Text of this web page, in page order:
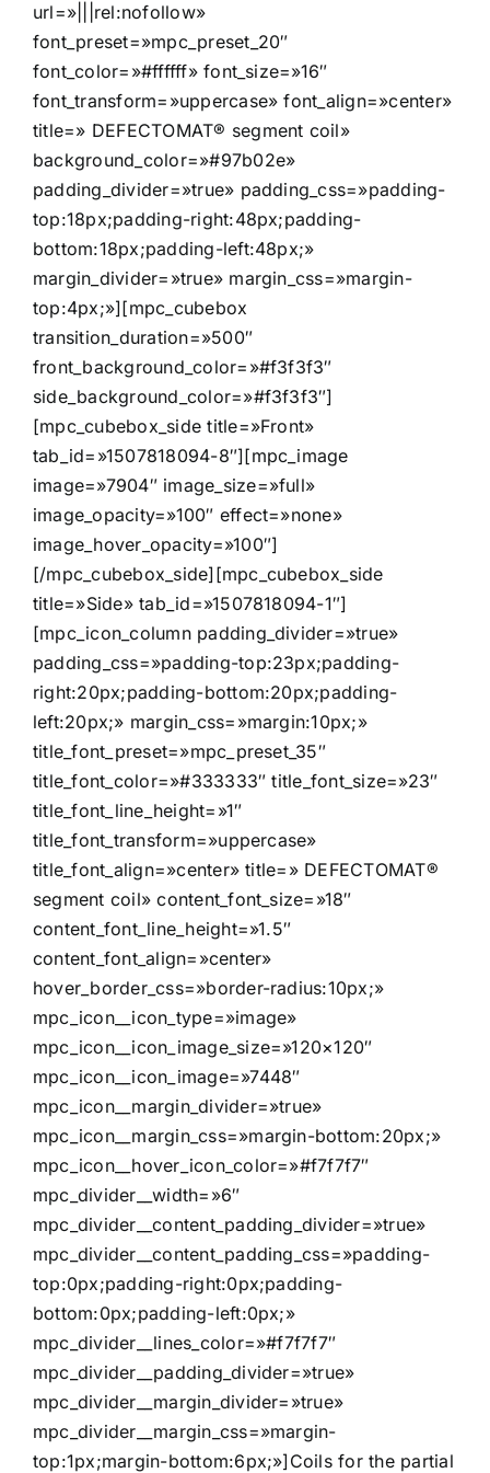
url=»|||rel:nofollow»
font_preset=»mpc_preset_20″
font_color=»#ffffff» font_size=»16″
font_transform=»uppercase» font_align=»center»
title=» DEFECTOMAT® segment coil»
background_color=»#97b02e»
padding_divider=»true» padding_css=»padding-
top:18px;padding-right:48px;padding-
bottom:18px;padding-left:48px;»
margin_divider=»true» margin_css=»margin-
top:4px;»][mpc_cubebox
transition_duration=»500″
front_background_color=»#f3f3f3″
side_background_color=»#f3f3f3″]
[mpc_cubebox_side title=»Front»
tab_id=»1507818094-8″][mpc_image
image=»7904″ image_size=»full»
image_opacity=»100″ effect=»none»
image_hover_opacity=»100″]
[/mpc_cubebox_side][mpc_cubebox_side
title=»Side» tab_id=»1507818094-1″]
[mpc_icon_column padding_divider=»true»
padding_css=»padding-top:23px;padding-
right:20px;padding-bottom:20px;padding-
left:20px;» margin_css=»margin:10px;»
title_font_preset=»mpc_preset_35″
title_font_color=»#333333″ title_font_size=»23″
title_font_line_height=»1″
title_font_transform=»uppercase»
title_font_align=»center» title=» DEFECTOMAT®
segment coil» content_font_size=»18″
content_font_line_height=»1.5″
content_font_align=»center»
hover_border_css=»border-radius:10px;»
mpc_icon__icon_type=»image»
mpc_icon__icon_image_size=»120×120″
mpc_icon__icon_image=»7448″
mpc_icon__margin_divider=»true»
mpc_icon__margin_css=»margin-bottom:20px;»
mpc_icon__hover_icon_color=»#f7f7f7″
mpc_divider__width=»6″
mpc_divider__content_padding_divider=»true»
mpc_divider__content_padding_css=»padding-
top:0px;padding-right:0px;padding-
bottom:0px;padding-left:0px;»
mpc_divider__lines_color=»#f7f7f7″
mpc_divider__padding_divider=»true»
mpc_divider__margin_divider=»true»
mpc_divider__margin_css=»margin-
top:1px;margin-bottom:6px;»]Coils for the partial